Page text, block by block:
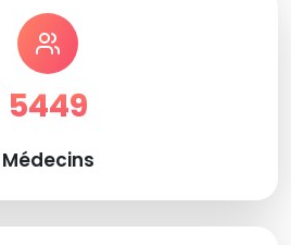
5449
Médecins